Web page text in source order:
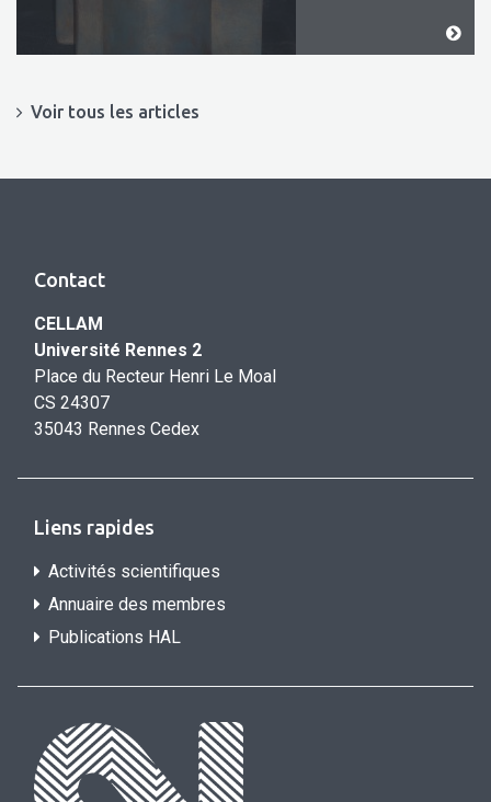
Voir tous les articles
Contact
CELLAM
Université Rennes 2
Place du Recteur Henri Le Moal
CS 24307
35043 Rennes Cedex
Liens rapides
Activités scientifiques
Annuaire des membres
Publications HAL